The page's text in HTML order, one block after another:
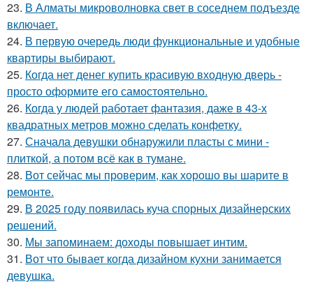
23. В Алматы микроволновка свет в соседнем подъезде
включает.
24. В первую очередь люди функциональные и удобные
квартиры выбирают.
25. Когда нет денег купить красивую входную дверь -
просто оформите его самостоятельно.
26. Когда у людей работает фантазия, даже в 43-х
квадратных метров можно сделать конфетку.
27. Сначала девушки обнаружили пласты с мини -
плиткой, а потом всё как в тумане.
28. Вот сейчас мы проверим, как хорошо вы шарите в
ремонте.
29. В 2025 году появилась куча спорных дизайнерских
решений.
30. Мы запоминаем: доходы повышает интим.
31. Вот что бывает когда дизайном кухни занимается
девушка.